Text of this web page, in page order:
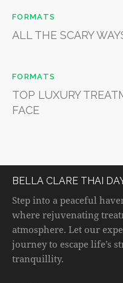
FORMATS
ALL THE SCARY
FORMATS
TOP LUXURY
FACE
BELLA CLARE THAI
Step into a peaceful
where rejuvenating
atmosphere. Let our
journey to escape life’s
tranquillity.